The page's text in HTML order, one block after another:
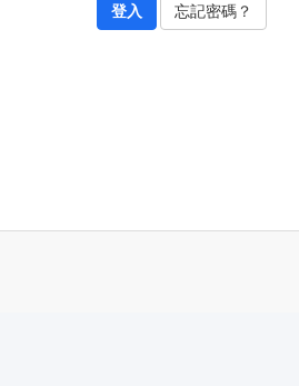
忘記密碼？